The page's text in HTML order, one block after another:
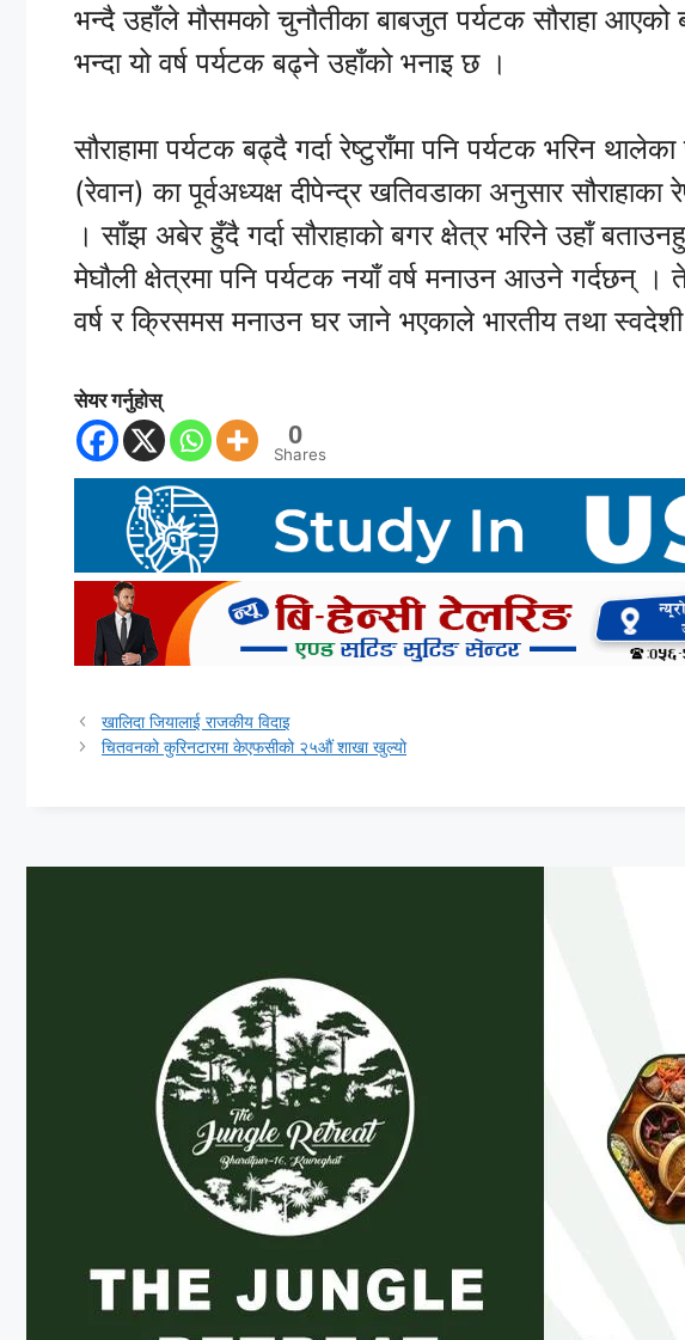
भन्दै उहाँले मौसमको चुनौतीका बाबजुत पर्यटक सौराहा आएको
भन्दा यो वर्ष पर्यटक बढ्ने उहाँको भनाइ छ ।
सौराहामा पर्यटक बढ्दै गर्दा रेष्टुराँमा पनि पर्यटक भरिन
(रेवान) का पूर्वअध्यक्ष दीपेन्द्र खतिवडाका अनुसार
। साँझ अबेर हुँदै गर्दा सौराहाको बगर क्षेत्र भरिने उहाँ
मेघौली क्षेत्रमा पनि पर्यटक नयाँ वर्ष मनाउन आउने गर्दछन्
वर्ष र क्रिसमस मनाउन घर जाने भएकाले भारतीय तथा
सेयर गर्नुहोस्
0
Shares
खालिदा जियालाई राजकीय विदाइ
चितवनको कुरिनटारमा केएफसीको २५औं शाखा खुल्यो